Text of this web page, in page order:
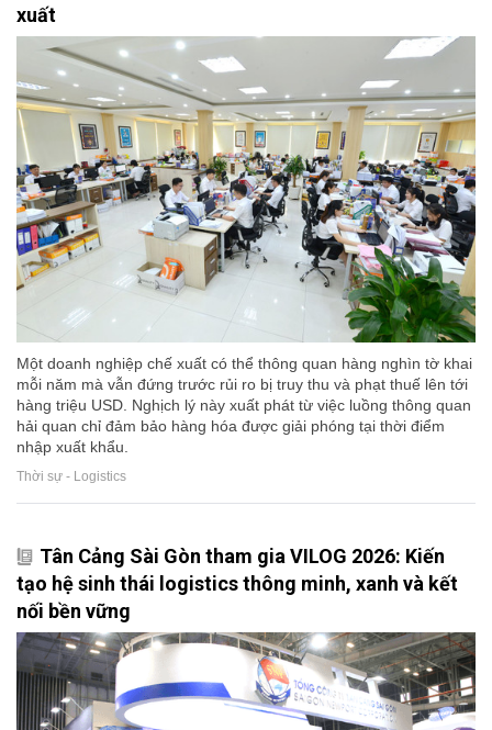
xuất
Một doanh nghiệp chế xuất có thể thông quan hàng nghìn tờ khai
mỗi năm mà vẫn đứng trước rủi ro bị truy thu và phạt thuế lên tới
hàng triệu USD. Nghịch lý này xuất phát từ việc luồng thông quan
hải quan chỉ đảm bảo hàng hóa được giải phóng tại thời điểm
nhập xuất khẩu.
Thời sự - Logistics
Tân Cảng Sài Gòn tham gia VILOG 2026: Kiến
tạo hệ sinh thái logistics thông minh, xanh và kết
nối bền vững